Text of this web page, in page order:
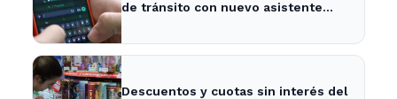
de tránsito con nuevo asistente
Descuentos y cuotas sin interés del